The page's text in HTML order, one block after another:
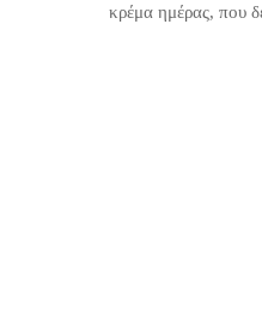
κρέμα ημέρας, που